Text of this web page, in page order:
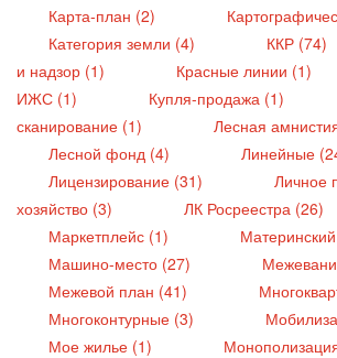
Карта-план (2)
Категория земли (4)
ККР (74)
и надзор (1)
Красные линии (1)
ИЖС (1)
Купля-продажа (1)
сканирование (1)
Лесная
Лесной фонд (4)
Линейные
Лицензирование (31)
Личное
хозяйство (3)
ЛК Росреестра (26)
Маркетплейс (1)
Машино-место (27)
Межевой план (41)
Многоконтурные (3)
Мое жилье (1)